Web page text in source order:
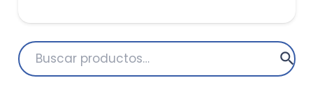
precios:
desde
Buscar
por: